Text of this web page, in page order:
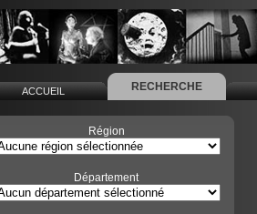
ACCUEIL RECHERCHE
Région
Département